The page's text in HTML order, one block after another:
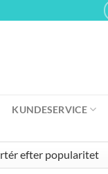
KUNDESERVICE